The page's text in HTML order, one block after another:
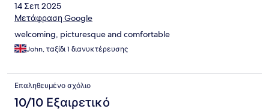
14 Σεπ 2025
Μετάφραση Google
welcoming, picturesque and comfortable
John, ταξίδι 1 διανυκτέρευσης
Επαληθευμένο σχόλιο
10/10 Εξαιρετικό